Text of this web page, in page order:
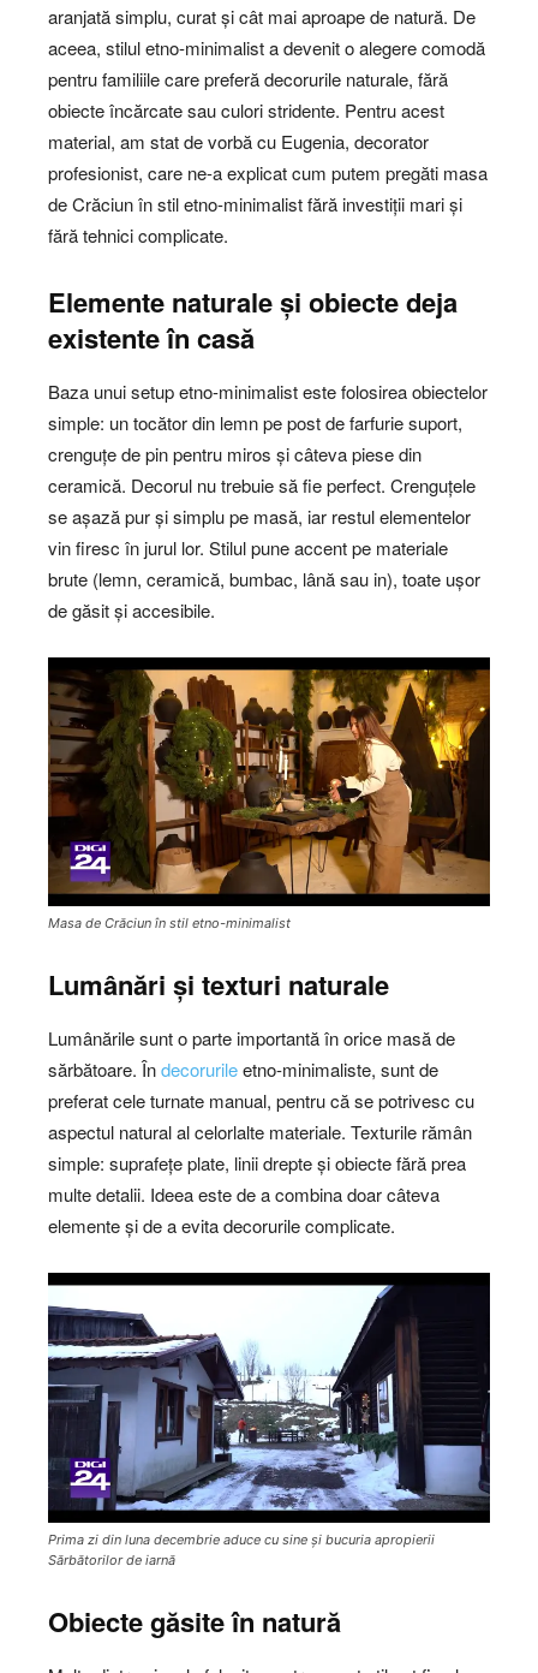
aranjată simplu, curat și cât mai aproape de natură. De
aceea, stilul etno-minimalist a devenit o alegere comodă
pentru familiile care preferă decorurile naturale, fără
obiecte încărcate sau culori stridente. Pentru acest
material, am stat de vorbă cu Eugenia, decorator
profesionist, care ne-a explicat cum putem pregăti masa
de Crăciun în stil etno-minimalist fără investiții mari și
fără tehnici complicate.
Elemente naturale și obiecte deja
existente în casă
Baza unui setup etno-minimalist este folosirea obiectelor
simple: un tocător din lemn pe post de farfurie suport,
crenguțe de pin pentru miros și câteva piese din
ceramică. Decorul nu trebuie să fie perfect. Crenguțele
se așază pur și simplu pe masă, iar restul elementelor
vin firesc în jurul lor. Stilul pune accent pe materiale
brute (lemn, ceramică, bumbac, lână sau in), toate ușor
de găsit și accesibile.
Masa de Crăciun în stil etno-minimalist
Lumânări și texturi naturale
Lumânările sunt o parte importantă în orice masă de
sărbătoare. Îndecorurileetno-minimaliste, sunt de
preferat cele turnate manual, pentru că se potrivesc cu
aspectul natural al celorlalte materiale. Texturile rămân
simple: suprafețe plate, linii drepte și obiecte fără prea
multe detalii. Ideea este de a combina doar câteva
elemente și de a evita decorurile complicate.
Prima zi din luna decembrie aduce cu sine și bucuria apropierii
Sărbătorilor de iarnă
Obiecte găsite în natură